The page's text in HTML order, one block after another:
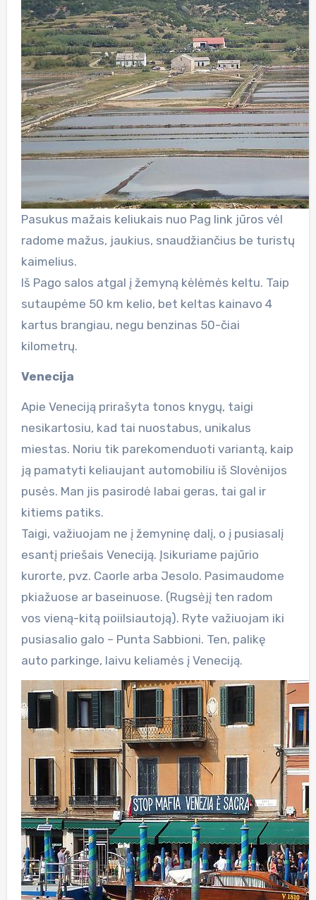
Pasukus mažais keliukais nuo Pag link jūros vėl
radome mažus, jaukius, snaudžiančius be turistų
kaimelius.
Iš Pago salos atgal į žemyną kėlėmės keltu. Taip
sutaupėme 50 km kelio, bet keltas kainavo 4
kartus brangiau, negu benzinas 50-čiai
kilometrų.
Venecija
Apie Veneciją prirašyta tonos knygų, taigi
nesikartosiu, kad tai nuostabus, unikalus
miestas. Noriu tik parekomenduoti variantą, kaip
ją pamatyti keliaujant automobiliu iš Slovėnijos
pusės. Man jis pasirodė labai geras, tai gal ir
kitiems patiks.
Taigi, važiuojam ne į žemyninę dalį, o į pusiasalį
esantį priešais Veneciją. Įsikuriame pajūrio
kurorte, pvz. Caorle arba Jesolo. Pasimaudome
pkiažuose ar baseinuose. (Rugsėjį ten radom
vos vieną-kitą poiilsiautoją). Ryte važiuojam iki
pusiasalio galo – Punta Sabbioni. Ten, palikę
auto parkinge, laivu keliamės į Veneciją.